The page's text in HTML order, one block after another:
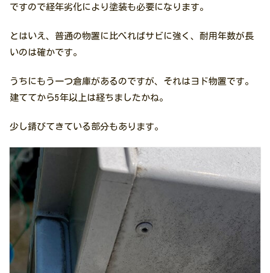
ですので経年劣化により塗装も必要になります。
とはいえ、普通の物置に比べればサビに強く、耐用年数が長
いのは確かです。
うちにもう一つ倉庫があるのですが、それはヨド物置です。
建ててから5年以上は経ちましたかね。
少し錆びてきている部分もあります。